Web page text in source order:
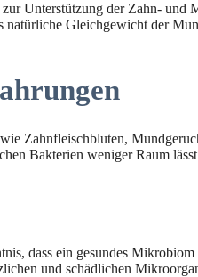
Unterstützung der Zahn-
Gleichgewicht der
Zahnfleischbluten,
Bakterien weniger Raum
dass ein gesundes
und schädlichen